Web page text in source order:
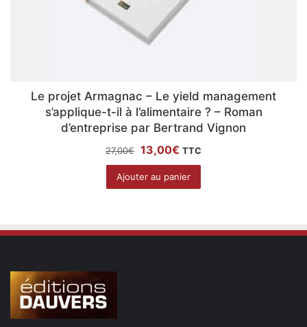
Le projet Armagnac – Le yield management
s’applique-t-il à l’alimentaire ? – Roman
d’entreprise par Bertrand Vignon
27,00€ Le
prix
initial
était :
13,00€ Le
prix
actuel
est :
TTC
Ajouter au panier